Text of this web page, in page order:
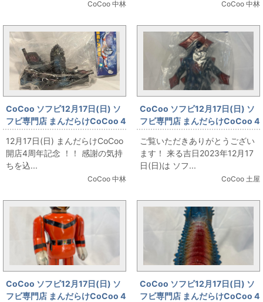
CoCoo 中林 CoCoo 中林
CoCoo ソフビ12月17日(日) ソ
フビ専門店 まんだらけCoCoo 4
周年記念 「マーミット 世紀の大
怪獣シリーズ アイアンロックス
2期 黒成型」
12月17日(日) まんだらけCoCoo
開店4周年記念 ！！ 感謝の気持
ちを込...
CoCoo 中林
CoCoo ソフビ12月17日(日) ソ
フビ専門店 まんだらけCoCoo 4
周年記念 「マーミット ブリザー
ド 緑成型」
ご覧いただきありがとうござい
ます！ 来る吉日2023年12月17
日(日)は ソフ...
CoCoo 土屋
CoCoo ソフビ12月17日(日) ソ
フビ専門店 まんだらけCoCoo 4
CoCoo ソフビ12月17日(日) ソ
フビ専門店 まんだらけCoCoo 4